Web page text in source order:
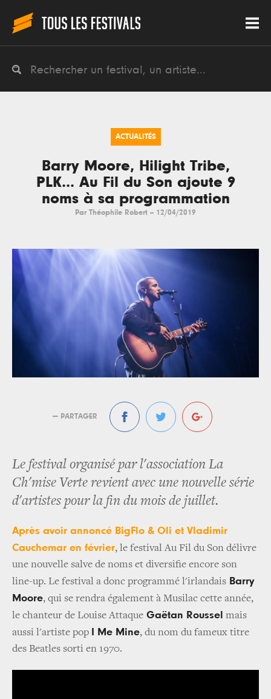
ACTUALITÉS
Barry Moore, Hilight Tribe,
PLK... Au Fil du Son ajoute 9
noms à sa programmation
Par Théophile Robert -- 12/04/2019
— PARTAGER
Le festival organisé par l'association La
Ch'mise Verte revient avec une nouvelle série
d'artistes pour la fin du mois de juillet.
Après avoir annoncé BigFlo & Oli et Vladimir
Cauchemar en février, le festival Au Fil du Son délivre
une nouvelle salve de noms et diversifie encore son
line-up. Le festival a donc programmé l'irlandais Barry
Moore, qui se rendra également à Musilac cette année,
le chanteur de Louise Attaque Gaëtan Roussel mais
aussi l'artiste pop
I Me Mine, du nom du fameux titre
des Beatles sorti en 1970.